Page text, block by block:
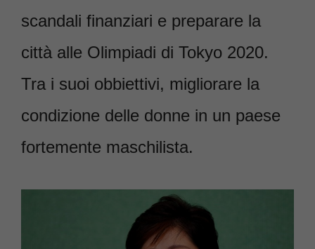
scandali finanziari e preparare la
città alle Olimpiadi di Tokyo 2020.
Tra i suoi obbiettivi, migliorare la
condizione delle donne in un paese
fortemente maschilista.